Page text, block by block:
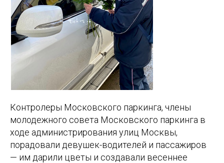
Контролеры Московского паркинга, члены
молодежного совета Московского паркинга в
ходе администрирования улиц Москвы,
порадовали девушек-водителей и пассажиров
— им дарили цветы и создавали весеннее